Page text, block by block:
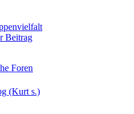
Beitrag
Foren